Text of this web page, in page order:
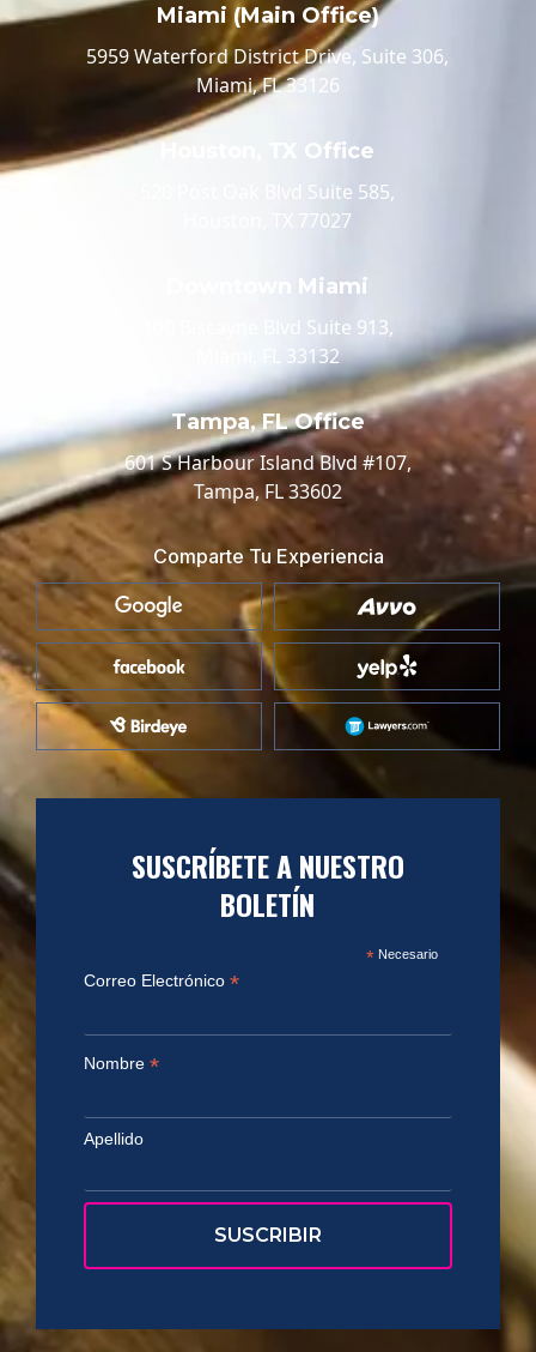
Miami (Main Office)
5959 Waterford District Drive, Suite 306,
Miami, FL 33126
Houston, TX Office
520 Post Oak Blvd Suite 585,
Houston, TX 77027
Downtown Miami
100 Biscayne Blvd Suite 913,
Miami, FL 33132
Tampa, FL Office
601 S Harbour Island Blvd #107,
Tampa, FL 33602
Comparte Tu Experiencia
SUSCRÍBETE A NUESTRO
BOLETÍN
*Necesario
Correo Electrónico *
Nombre *
Apellido